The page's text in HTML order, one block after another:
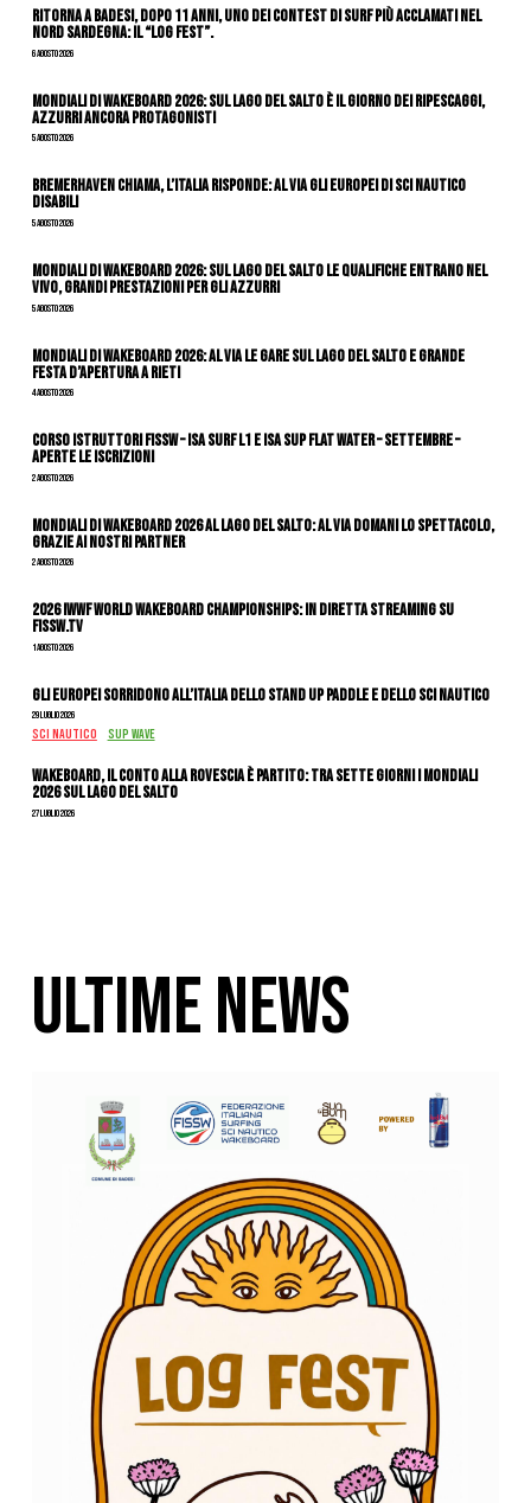
Ritorna a Badesi, dopo 11 anni, uno dei contest di surf più acclamati nel
nord Sardegna: il “Log Fest”.
6 Agosto 2026
Mondiali di Wakeboard 2026: sul Lago del Salto è il giorno dei ripescaggi,
azzurri ancora protagonisti
5 Agosto 2026
Bremerhaven chiama, l’Italia risponde: al via gli Europei di Sci Nautico
Disabili
5 Agosto 2026
Mondiali di Wakeboard 2026: sul Lago del Salto le qualifiche entrano nel
vivo, grandi prestazioni per gli azzurri
5 Agosto 2026
Mondiali di Wakeboard 2026: al via le gare sul Lago del Salto e grande
festa d’apertura a Rieti
4 Agosto 2026
CORSO ISTRUTTORI FISSW – ISA SURF L1 e ISA SUP Flat Water – SETTEMBRE –
APERTE LE ISCRIZIONI
2 Agosto 2026
Mondiali di Wakeboard 2026 al Lago del Salto: al via domani lo spettacolo,
grazie ai nostri Partner
2 Agosto 2026
2026 IWWF WORLD WAKEBOARD CHAMPIONSHIPS: IN DIRETTA STREAMING SU
FISSW.TV
1 Agosto 2026
Gli Europei sorridono all’Italia dello stand up paddle e dello sci nautico
29 Luglio 2026
SCI NAUTICO SUP WAVE
Wakeboard, il conto alla rovescia è partito: tra sette giorni i Mondiali
2026 sul Lago del Salto
27 Luglio 2026
ULTIME NEWS